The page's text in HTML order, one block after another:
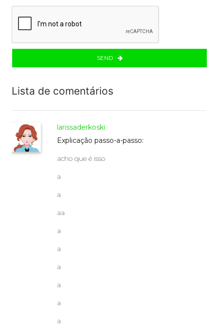
SEND
Lista de comentários
larissaderkoski
Explicação passo-a-passo:
acho que é isso
a
a
aa
a
a
a
a
a
a